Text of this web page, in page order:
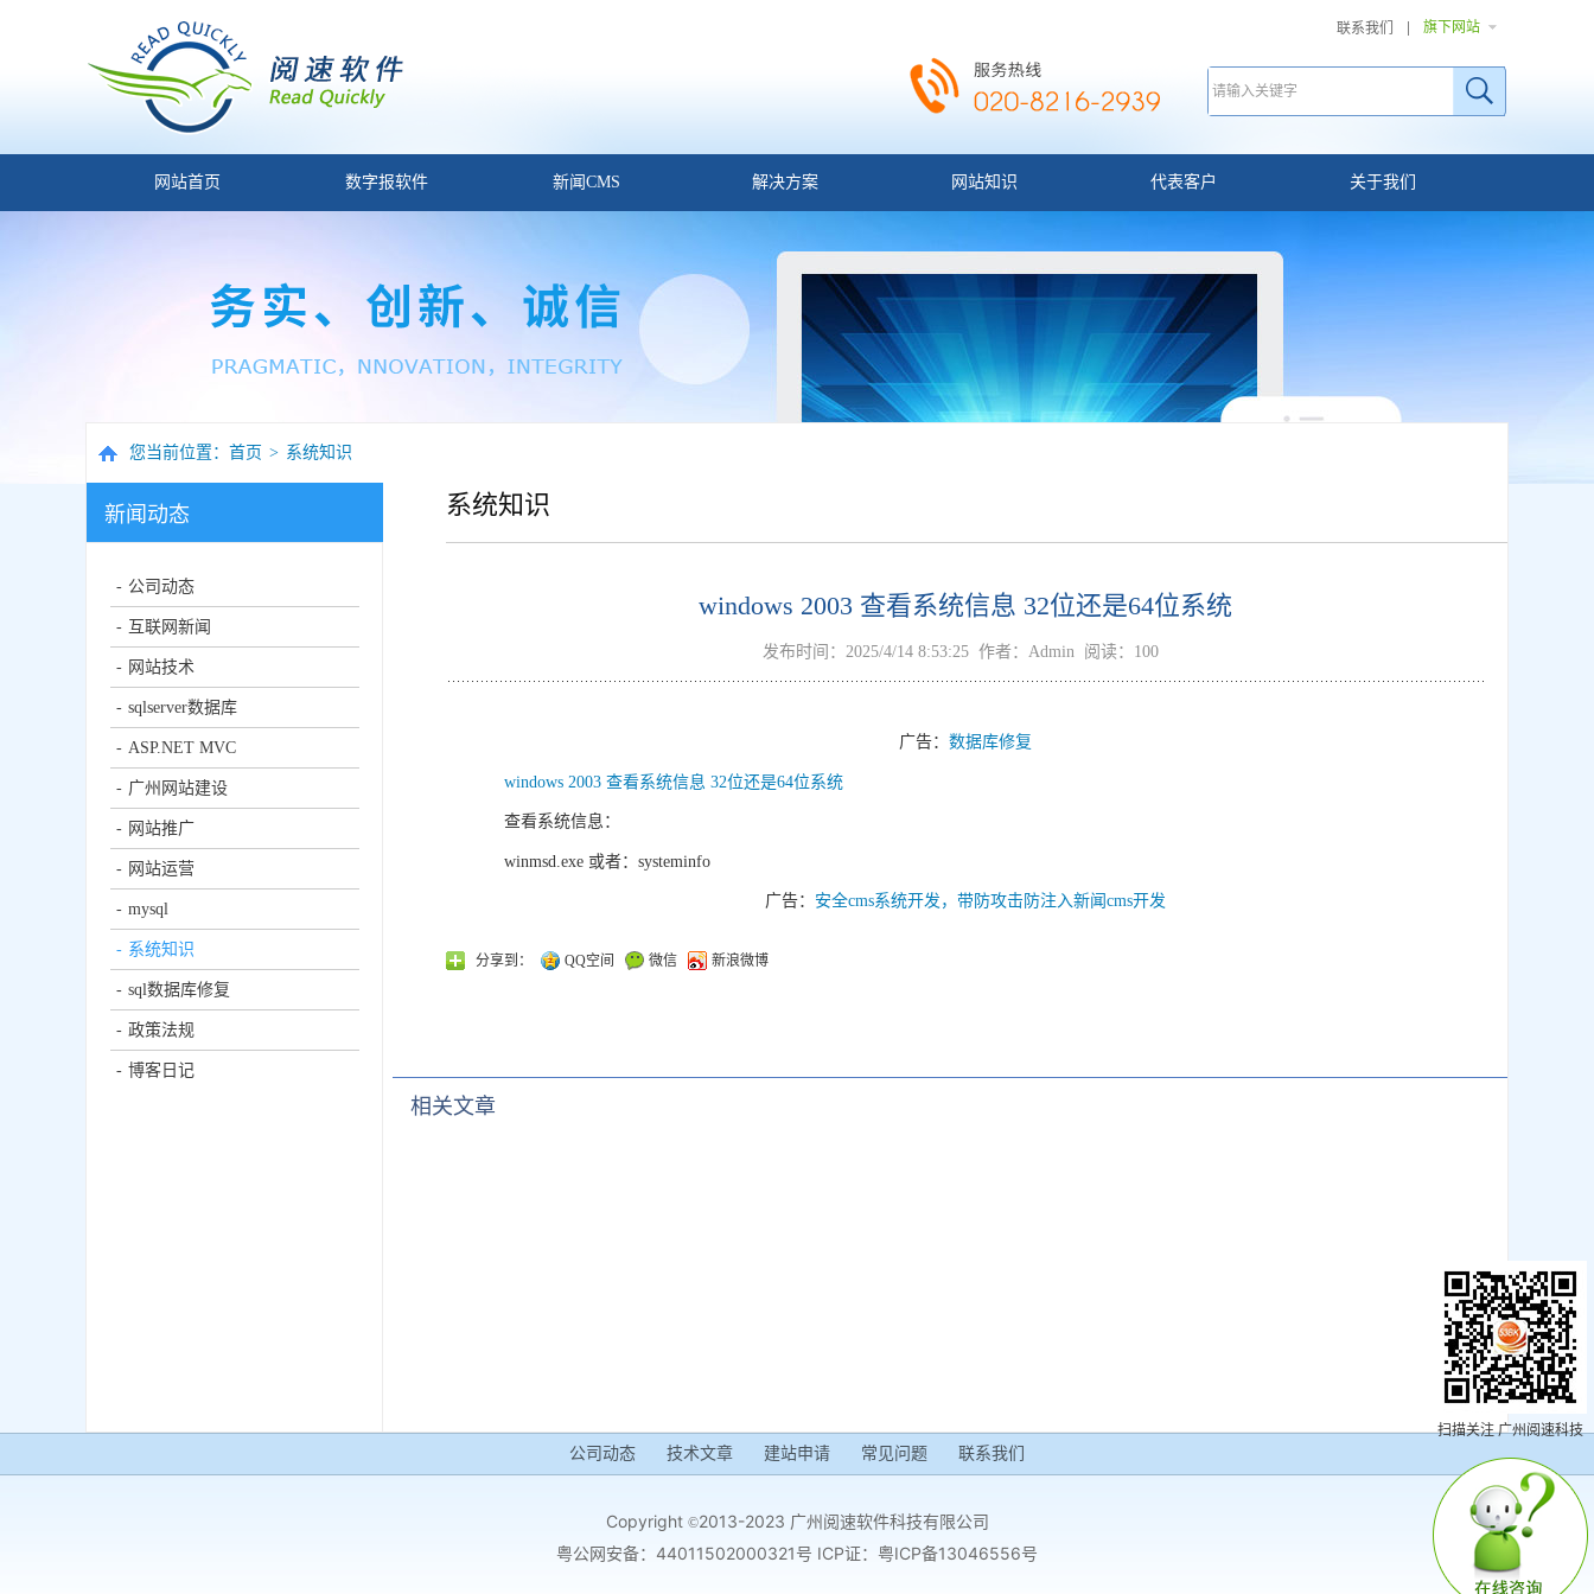
联系我们 旗下网站
网站首页 数字报软件 新闻CMS 解决方案 网站知识 代表客户 关于我们
您当前位置： 首页 > 系统知识
新闻动态
公司动态
互联网新闻
网站技术
sqlserver数据库
ASP.NET MVC
广州网站建设
网站推广
网站运营
mysql
系统知识
sql数据库修复
政策法规
博客日记
系统知识
windows 2003 查看系统信息 32位还是64位系统
发布时间：2025/4/14 8:53:25 作者：Admin 阅读：100
广告： 数据库修复
windows 2003 查看系统信息 32位还是64位系统
查看系统信息：
winmsd.exe 或者： systeminfo
广告： 安全cms系统开发，带防攻击防注入新闻cms开发
分享到： QQ空间 微信 新浪微博
相关文章
公司动态 技术文章 建站申请 常见问题 联系我们
Copyright ©2013-2023 广州阅速软件科技有限公司
粤公网安备：44011502000321号 ICP证： 粤ICP备13046556号
扫描关注 广州阅速科技